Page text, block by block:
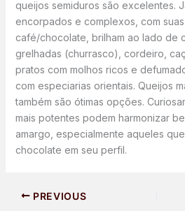
queijos semiduros são excelentes.
encorpados e complexos, com
café/chocolate, brilham ao lado de
grelhadas (churrasco), cordeiro,
pratos com molhos ricos e
com especiarias orientais. Queijos
também são ótimas opções.
mais potentes podem harmonizar
amargo, especialmente aqueles
chocolate em seu perfil.
PREVIOUS